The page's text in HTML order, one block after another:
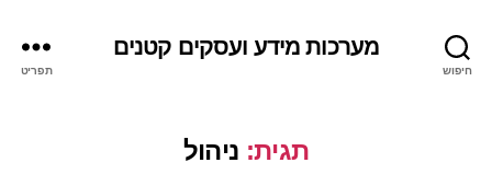
חיפוש
מערכות מידע ועסקים קטנים
תפריט
תגית: ניהול